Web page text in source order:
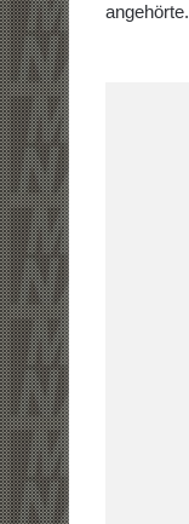
angehörte.